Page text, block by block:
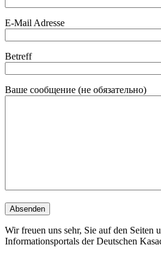
E-Mail Adresse
Betreff
Ваше сообщение (не обязательно)
Wir freuen uns sehr, Sie auf den Seiten
Informationsportals der Deutschen